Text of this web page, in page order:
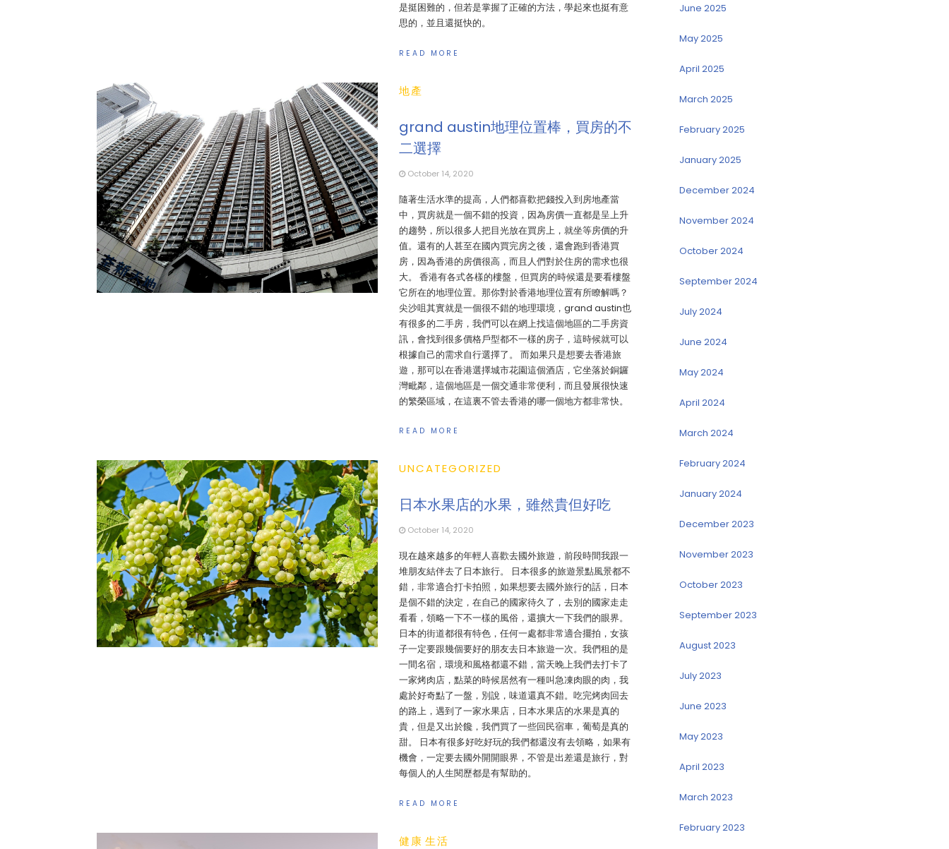
是挺困難的，但若是掌握了正確的方法，學起來也挺有意
思的，並且還挺快的。
READ MORE
地產
grand austin地理位置棒，買房的不
二選擇
October 14, 2020
隨著生活水準的提高，人們都喜歡把錢投入到房地產當
中，買房就是一個不錯的投資，因為房價一直都是呈上升
的趨勢，所以很多人把目光放在買房上，就坐等房價的升
值。還有的人甚至在國內買完房之後，還會跑到香港買
房，因為香港的房價很高，而且人們對於住房的需求也很
大。 香港有各式各樣的樓盤，但買房的時候還是要看樓盤
它所在的地理位置。那你對於香港地理位置有所瞭解嗎？
尖沙咀其實就是一個很不錯的地理環境，grand austin也
有很多的二手房，我們可以在網上找這個地區的二手房資
訊，會找到很多價格戶型都不一樣的房子，這時候就可以
根據自己的需求自行選擇了。 而如果只是想要去香港旅
遊，那可以在香港選擇城市花園這個酒店，它坐落於銅鑼
灣毗鄰，這個地區是一個交通非常便利，而且發展很快速
的繁榮區域，在這裏不管去香港的哪一個地方都非常快。
READ MORE
UNCATEGORIZED
日本水果店的水果，雖然貴但好吃
October 14, 2020
現在越來越多的年輕人喜歡去國外旅遊，前段時間我跟一
堆朋友結伴去了日本旅行。 日本很多的旅遊景點風景都不
錯，非常適合打卡拍照，如果想要去國外旅行的話，日本
是個不錯的決定，在自己的國家待久了，去別的國家走走
看看，領略一下不一樣的風俗，還擴大一下我們的眼界。
日本的街道都很有特色，任何一處都非常適合擺拍，女孩
子一定要跟幾個要好的朋友去日本旅遊一次。我們租的是
一間名宿，環境和風格都還不錯，當天晚上我們去打卡了
一家烤肉店，點菜的時候居然有一種叫急凍肉眼的肉，我
處於好奇點了一盤，別說，味道還真不錯。吃完烤肉回去
的路上，遇到了一家水果店，日本水果店的水果是真的
貴，但是又出於饞，我們買了一些回民宿車，葡萄是真的
甜。 日本有很多好吃好玩的我們都還沒有去領略，如果有
機會，一定要去國外開開眼界，不管是出差還是旅行，對
每個人的人生閱歷都是有幫助的。
READ MORE
健康 生活
June 2025
May 2025
April 2025
March 2025
February 2025
January 2025
December 2024
November 2024
October 2024
September 2024
July 2024
June 2024
May 2024
April 2024
March 2024
February 2024
January 2024
December 2023
November 2023
October 2023
September 2023
August 2023
July 2023
June 2023
May 2023
April 2023
March 2023
February 2023